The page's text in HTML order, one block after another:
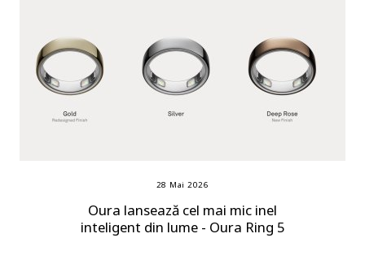
28 Mai 2026
Oura lansează cel mai mic inel
inteligent din lume - Oura Ring 5